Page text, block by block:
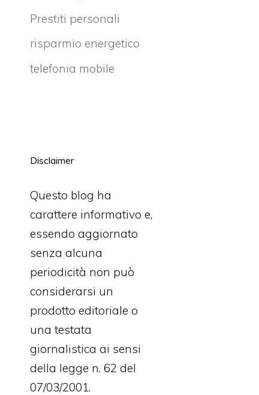
Prestiti personali
risparmio energetico
telefonia mobile
Disclaimer
Questo blog ha
carattere informativo e,
essendo aggiornato
senza alcuna
periodicità non può
considerarsi un
prodotto editoriale o
una testata
giornalistica ai sensi
della legge n. 62 del
07/03/2001.